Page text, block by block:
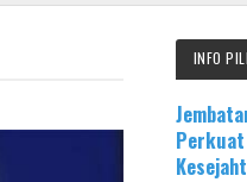
INFO
Perkuat